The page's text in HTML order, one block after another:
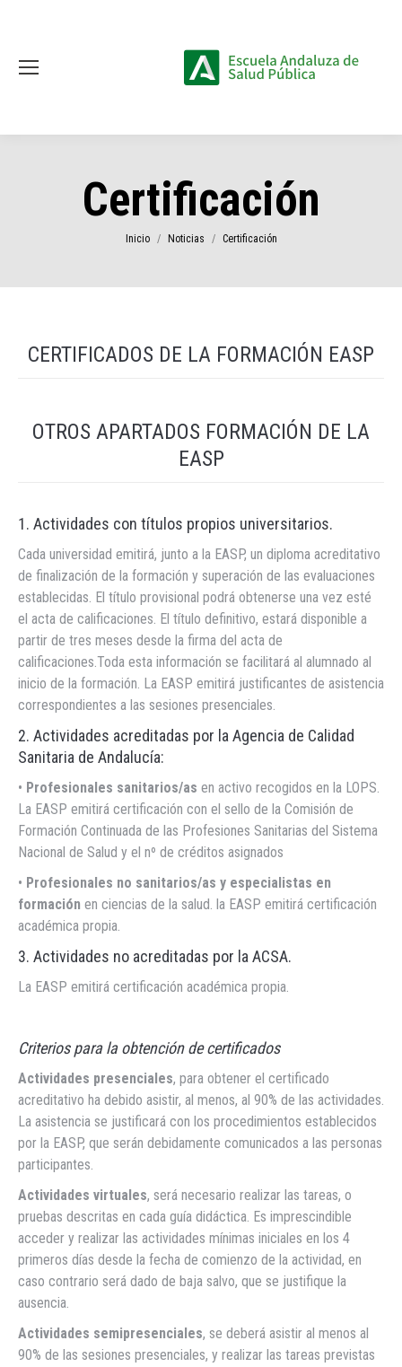
Certificación
Estás aquí:
Inicio Noticias Certificación
CERTIFICADOS DE LA FORMACIÓN EASP
OTROS APARTADOS FORMACIÓN DE LA
EASP
1. Actividades con títulos propios universitarios.
Cada universidad emitirá, junto a la EASP, un diploma acreditativo
de finalización de la formación y superación de las evaluaciones
establecidas. El título provisional podrá obtenerse una vez esté
el acta de calificaciones. El título definitivo, estará disponible a
partir de tres meses desde la firma del acta de
calificaciones.Toda esta información se facilitará al alumnado al
inicio de la formación. La EASP emitirá justificantes de asistencia
correspondientes a las sesiones presenciales.
2. Actividades acreditadas por la Agencia de Calidad
Sanitaria de Andalucía:
• Profesionales sanitarios/as en activo recogidos en la LOPS.
La EASP emitirá certificación con el sello de la Comisión de
Formación Continuada de las Profesiones Sanitarias del Sistema
Nacional de Salud y el nº de créditos asignados
• Profesionales no sanitarios/as y especialistas en
formación en ciencias de la salud. la EASP emitirá certificación
académica propia.
3. Actividades no acreditadas por la ACSA.
La EASP emitirá certificación académica propia.
Criterios para la obtención de certificados
Actividades presenciales, para obtener el certificado
acreditativo ha debido asistir, al menos, al 90% de las actividades.
La asistencia se justificará con los procedimientos establecidos
por la EASP, que serán debidamente comunicados a las personas
participantes.
Actividades virtuales, será necesario realizar las tareas, o
pruebas descritas en cada guía didáctica. Es imprescindible
acceder y realizar las actividades mínimas iniciales en los 4
primeros días desde la fecha de comienzo de la actividad, en
caso contrario será dado de baja salvo, que se justifique la
ausencia.
Actividades semipresenciales, se deberá asistir al menos al
90% de las sesiones presenciales, y realizar las tareas previstas